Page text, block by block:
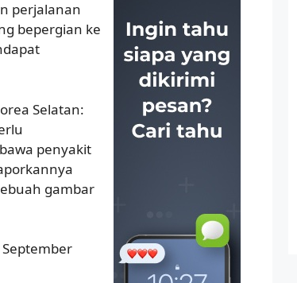
perjalanan
bepergian ke
Selatan:
penyakit
gambar